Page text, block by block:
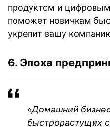
продуктом и
поможет новичкам
укрепит вашу
6. Эпоха
«Домашний
быстрорастущих